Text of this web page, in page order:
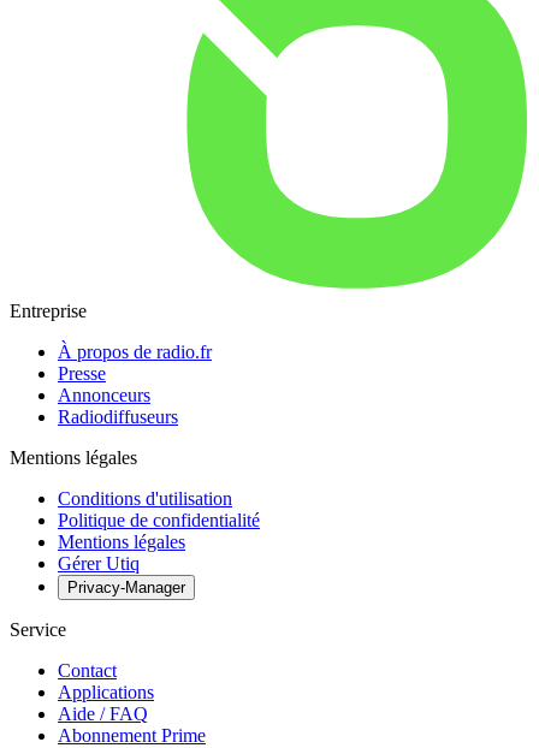
Entreprise
À propos de radio.fr
Presse
Annonceurs
Radiodiffuseurs
Mentions légales
Conditions d'utilisation
Politique de confidentialité
Mentions légales
Gérer Utiq
Privacy-Manager
Service
Contact
Applications
Aide / FAQ
Abonnement Prime